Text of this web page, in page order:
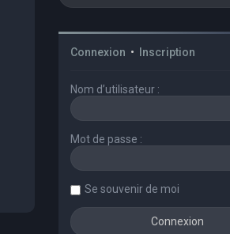
Connexion • Inscription
Nom d’utilisateur :
Mot de passe :
Se souvenir de moi